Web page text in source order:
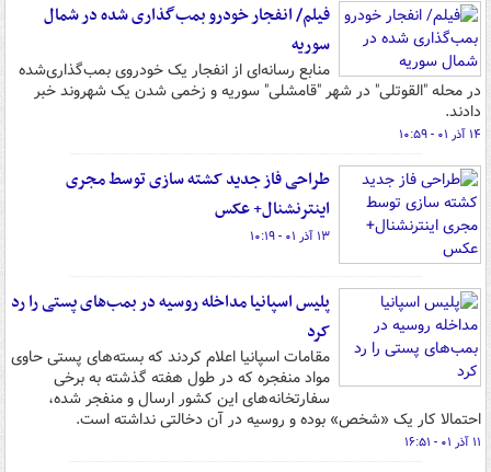
فیلم/ انفجار خودرو بمب‌گذاری شده در شمال
سوریه
منابع رسانه‌ای از انفجار یک خودروی بمب‌گذاری‌شده
در محله "القوتلی" در شهر "قامشلی" سوریه و زخمی شدن یک شهروند خبر
دادند.
۱۴ آذر ۰۱ - ۱۰:۵۹
طراحی فاز جدید کشته سازی توسط مجری
اینترنشنال+ عکس
۱۳ آذر ۰۱ - ۱۰:۱۹
پلیس اسپانیا مداخله روسیه در بمب‌های پستی را رد
کرد
مقامات اسپانیا اعلام کردند که بسته‌های پستی حاوی
مواد منفجره که در طول هفته گذشته به برخی
سفارتخانه‌های این کشور ارسال و منفجر شده،
احتمالا کار یک «شخص» بوده و روسیه در آن دخالتی نداشته است.
۱۱ آذر ۰۱ - ۱۶:۵۱